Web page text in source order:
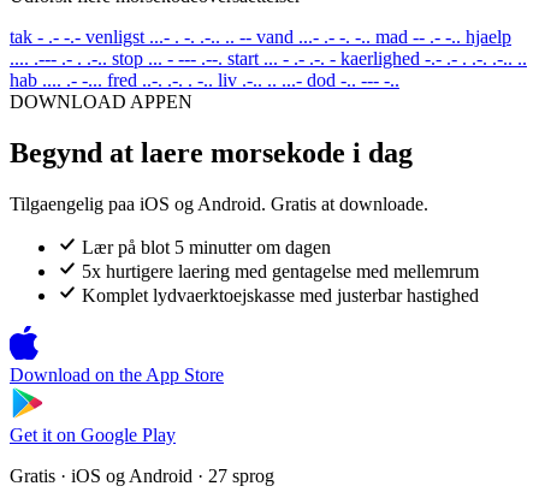
tak - .- -.- venligst ...- . -. .-.. .. -- vand ...- .- -. -.. mad -- .- -.. hjaelp
.... .--- .- . .-.. stop ... - --- .--. start ... - .- .-. - kaerlighed -.- .- . .-. .-.. ..
hab .... .- -... fred ..-. .-. . -.. liv .-.. .. ...- dod -.. --- -..
DOWNLOAD APPEN
Begynd at laere morsekode i dag
Tilgaengelig paa iOS og Android. Gratis at downloade.
Lær på blot 5 minutter om dagen
5x hurtigere laering med gentagelse med mellemrum
Komplet lydvaerktoejskasse med justerbar hastighed
Download on the App Store
Get it on Google Play
Gratis · iOS og Android · 27 sprog